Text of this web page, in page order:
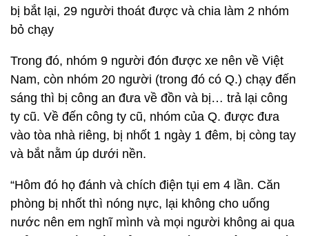
bị bắt lại, 29 người thoát được và chia làm 2 nhóm
bỏ chạy
Trong đó, nhóm 9 người đón được xe nên về Việt
Nam, còn nhóm 20 người (trong đó có Q.) chạy đến
sáng thì bị công an đưa về đồn và bị… trả lại công
ty cũ. Về đến công ty cũ, nhóm của Q. được đưa
vào tòa nhà riêng, bị nhốt 1 ngày 1 đêm, bị còng tay
và bắt nằm úp dưới nền.
“Hôm đó họ đánh và chích điện tụi em 4 lần. Căn
phòng bị nhốt thì nóng nực, lại không cho uống
nước nên em nghĩ mình và mọi người không ai qua